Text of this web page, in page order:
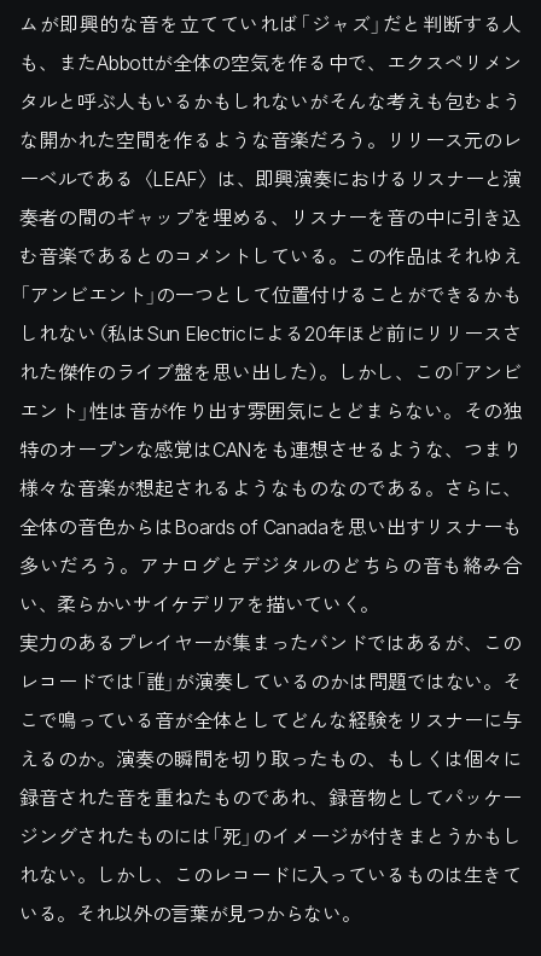
ムが即興的な音を立てていれば「ジャズ」だと判断する人
も、またAbbottが全体の空気を作る中で、エクスペリメン
タルと呼ぶ人もいるかもしれないがそんな考えも包むよう
な開かれた空間を作るような音楽だろう。リリース元のレ
ーベルである〈LEAF〉は、即興演奏におけるリスナーと演
奏者の間のギャップを埋める、リスナーを音の中に引き込
む音楽であるとのコメントしている。この作品はそれゆえ
「アンビエント」の一つとして位置付けることができるかも
しれない（私はSun Electricによる20年ほど前にリリースさ
れた傑作のライブ盤を思い出した）。しかし、この「アンビ
エント」性は音が作り出す雰囲気にとどまらない。その独
特のオープンな感覚はCANをも連想させるような、つまり
様々な音楽が想起されるようなものなのである。さらに、
全体の音色からはBoards of Canadaを思い出すリスナーも
多いだろう。アナログとデジタルのどちらの音も絡み合
い、柔らかいサイケデリアを描いていく。
実力のあるプレイヤーが集まったバンドではあるが、この
レコードでは「誰」が演奏しているのかは問題ではない。そ
こで鳴っている音が全体としてどんな経験をリスナーに与
えるのか。演奏の瞬間を切り取ったもの、もしくは個々に
録音された音を重ねたものであれ、録音物としてパッケー
ジングされたものには「死」のイメージが付きまとうかもし
れない。しかし、このレコードに入っているものは生きて
いる。それ以外の言葉が見つからない。